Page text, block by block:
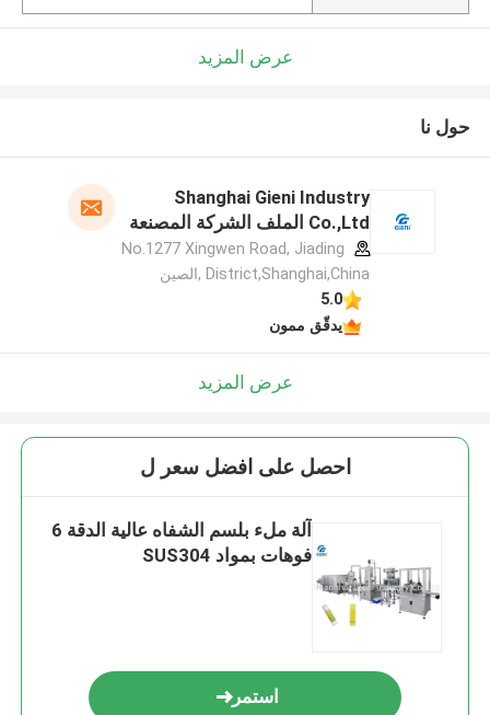
عرض المزيد
حول نا
Shanghai Gieni Industry
Co.,Ltd الملف الشركة المصنعة
No.1277 Xingwen Road, Jiading
District,Shanghai,China ,الصين
5.0
يدقّق ممون
عرض المزيد
احصل على افضل سعر ل
آلة ملء بلسم الشفاه عالية الدقة 6
فوهات بمواد SUS304
استمر